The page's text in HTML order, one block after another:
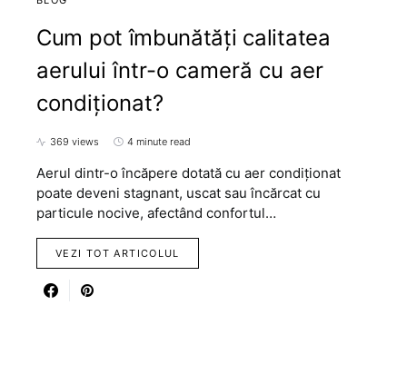
Cum pot îmbunătăți calitatea
aerului într-o cameră cu aer
condiționat?
369 views 4 minute read
Aerul dintr-o încăpere dotată cu aer condiționat
poate deveni stagnant, uscat sau încărcat cu
particule nocive, afectând confortul…
VEZI TOT ARTICOLUL